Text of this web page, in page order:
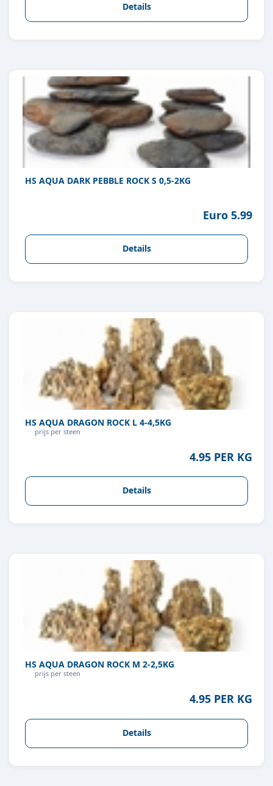
Details
HS AQUA DARK PEBBLE ROCK S 0,5-2KG
Euro 5.99
Details
HS AQUA DRAGON ROCK L 4-4,5KG
prijs per steen
4.95 PER KG
Details
HS AQUA DRAGON ROCK M 2-2,5KG
prijs per steen
4.95 PER KG
Details